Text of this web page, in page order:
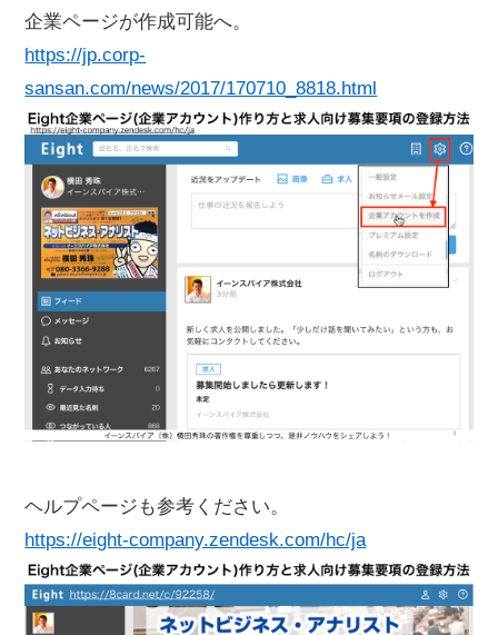
企業ページが作成可能へ。
https://jp.corp-
sansan.com/news/2017/170710_8818.html
ヘルプページも参考ください。
https://eight-company.zendesk.com/hc/ja